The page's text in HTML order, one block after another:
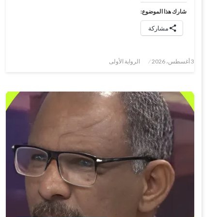
شارك هذا الموضوع:
مشاركة
نُشر
3 أغسطس، 2026 الرواية الأولى